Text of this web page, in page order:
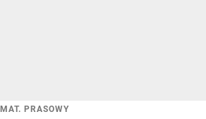
MAT. PRASOWY